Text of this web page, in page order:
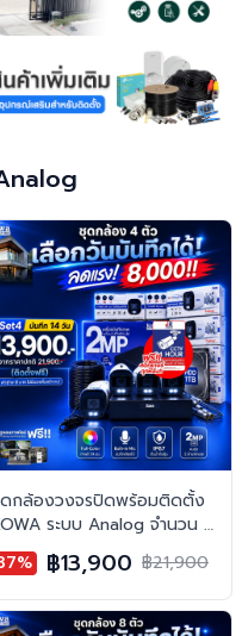
กล้องวงจรปิดพร้อมติดตั้ง
ระบบ Analog จำนวน 4
ความคมชัด 2MP บันทึกภาพ
อมเสียง฿13,900 ฿21,900